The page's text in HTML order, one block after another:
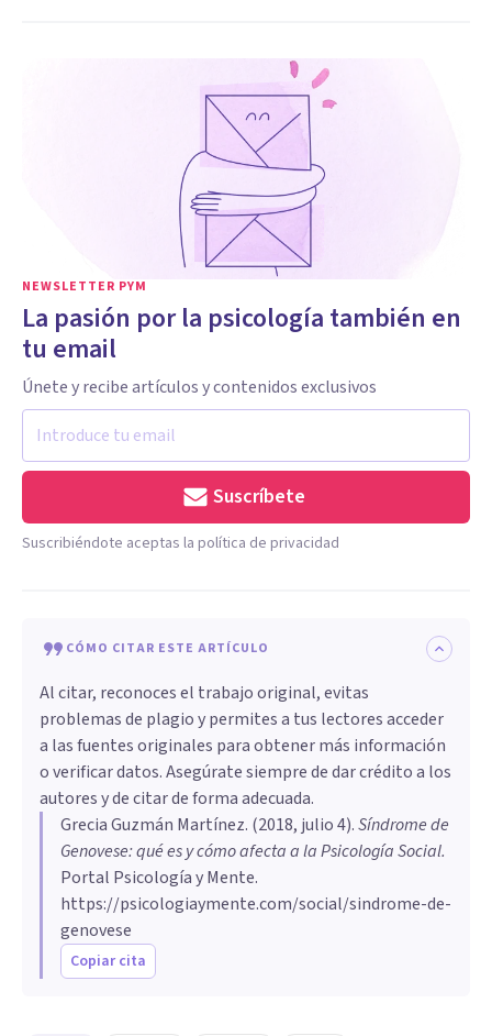
NEWSLETTER PYM
La pasión por la psicología también en
tu email
Únete y recibe artículos y contenidos exclusivos
Suscríbete
Suscribiéndote aceptas la política de privacidad
CÓMO CITAR ESTE ARTÍCULO
Al citar, reconoces el trabajo original, evitas
problemas de plagio y permites a tus lectores acceder
a las fuentes originales para obtener más información
o verificar datos. Asegúrate siempre de dar crédito a los
autores y de citar de forma adecuada.
Grecia Guzmán Martínez. (2018, julio 4).Síndrome de
Genovese: qué es y cómo afecta a la Psicología Social.
Portal Psicología y Mente.
https://psicologiaymente.com/social/sindrome-de-
genovese
Copiar cita